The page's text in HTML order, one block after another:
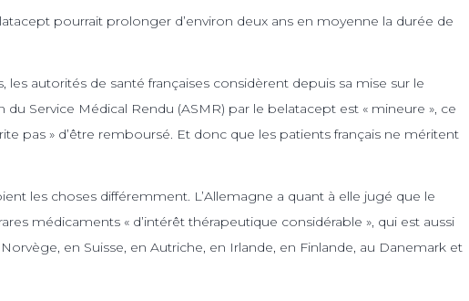
pourrait prolonger d’environ deux ans en moyenne la durée de
les autorités de santé françaises considèrent depuis sa mise sur le
du Service Médical Rendu (ASMR) par le belatacept est « mineure », ce
pas » d’être remboursé. Et donc que les patients français ne méritent
les choses différemment. L’Allemagne a quant à elle jugé que le
médicaments « d’intérêt thérapeutique considérable », qui est aussi
en Suisse, en Autriche, en Irlande, en Finlande, au Danemark et